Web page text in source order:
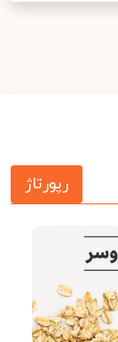
رپورتاژ